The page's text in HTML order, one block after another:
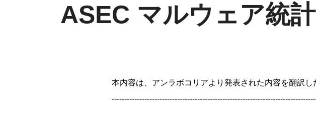
ASEC マルウェア統
本内容は、アンラボコリアより発表された内容を翻訳し